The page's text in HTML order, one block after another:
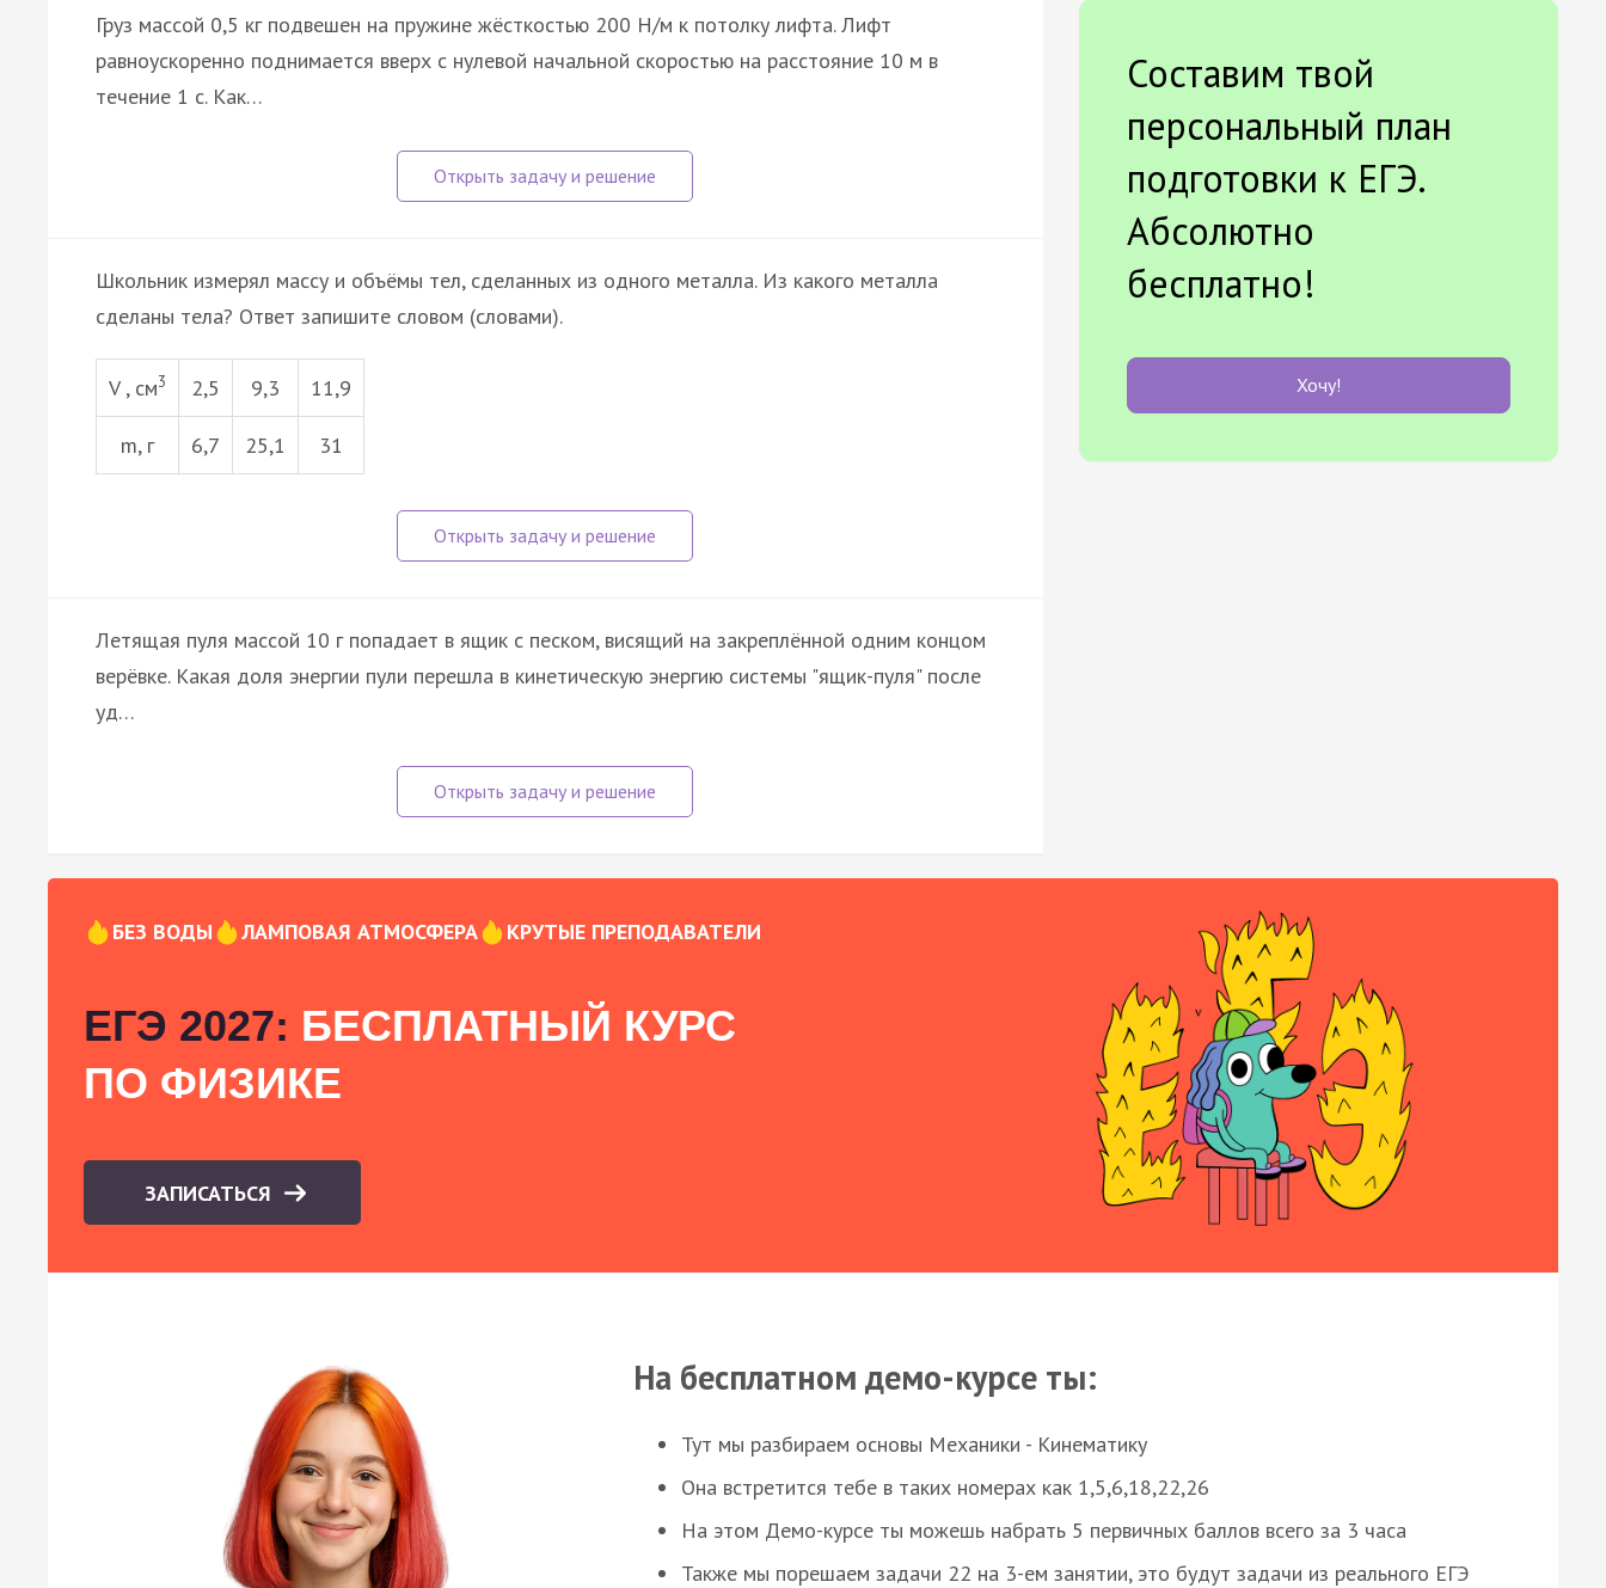
Груз массой 0,5 кг подвешен на пружине жёсткостью 200 Н/м к потолку лифта. Лифт
равноускоренно поднимается вверх с нулевой начальной скоростью на расстояние 10 м в
течение 1 с. Как…
Школьник измерял массу и объёмы тел, сделанных из одного металла. Из какого металла
сделаны тела? Ответ запишите словом (словами).
V , см3 2,5 9,3 11,9
m, г 6,7 25,1 31
Летящая пуля массой 10 г попадает в ящик с песком, висящий на закреплённой одним концом
верёвке. Какая доля энергии пули перешла в кинетическую энергию системы "ящик-пуля" после
уд…
Составим твой
персональный план
подготовки к ЕГЭ.
Абсолютно
бесплатно!
Хочу!
БЕЗ ВОДЫ ЛАМПОВАЯ АТМОСФЕРА КРУТЫЕ ПРЕПОДАВАТЕЛИ
ЕГЭ 2027: БЕСПЛАТНЫЙ КУРС
ПО ФИЗИКЕ
ЗАПИСАТЬСЯ
На бесплатном демо-курсе ты:
Тут мы разбираем основы Механики - Кинематику
Она встретится тебе в таких номерах как 1,5,6,18,22,26
На этом Демо-курсе ты можешь набрать 5 первичных баллов всего за 3 часа
Также мы порешаем задачи 22 на 3-ем занятии, это будут задачи из реального ЕГЭ